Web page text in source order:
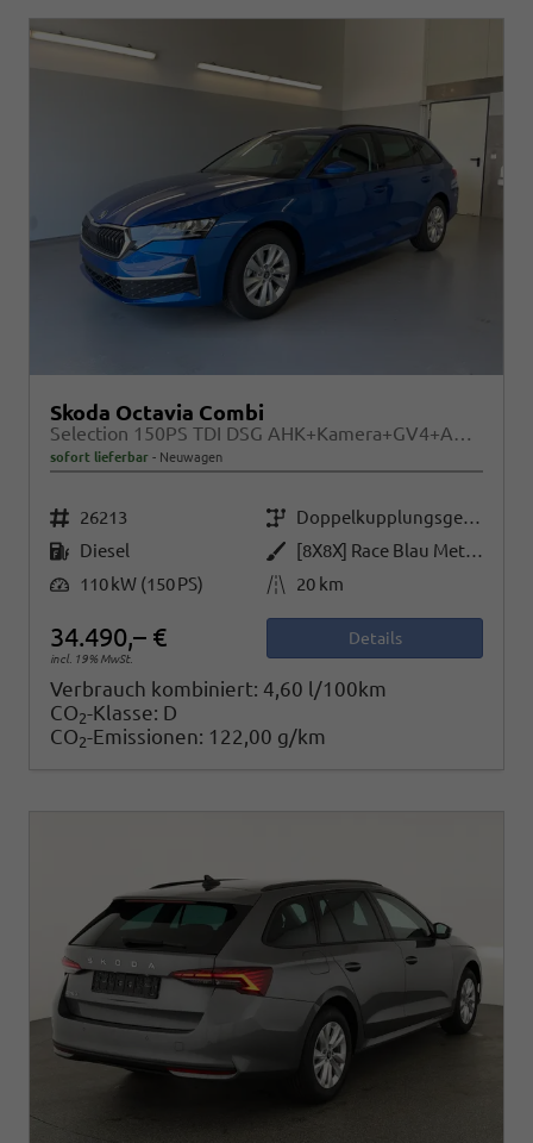
Skoda Octavia Combi
Selection 150PS TDI DSG AHK+Kamera+GV4+ACC+TravelAssist+Sunset+Alu+LightAssist
sofort lieferbar Neuwagen
Fahrzeugnr. 26213 Getriebe
Doppelkupplungsgetriebe (DSG)
Kraftstoff Diesel Außenfarbe
[8X8X] Race Blau Metallic
Leistung 110 kW (150 PS) Kilometerstand 20 km
34.490,– €
incl. 19% MwSt.
Details
Verbrauch kombiniert: 4,60 l/100km
CO2-Klasse: D
CO2-Emissionen: 122,00 g/km